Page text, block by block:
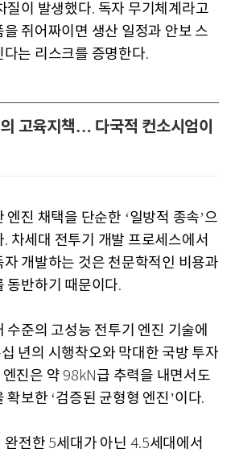
질이 발생했다. 독자 무기체계라고
쥐어짜이면 생산 일정과 안보 스
는 리스크를 증명한다.
고육지책… 다국적 컨소시엄이
엔진 채택을 단순한 ‘일방적 종속’으
. 차세대 전투기 개발 프로세스에서
개발하는 것은 천문학적인 비용과
동반하기 때문이다.
수준의 고성능 전투기 엔진 기술에
년의 시행착오와 막대한 국방 투자
엔진은 약 98kN급 추력을 내면서도
확보한 ‘검증된 균형형 엔진’이다.
완전한 5세대가 아닌 4.5세대에서